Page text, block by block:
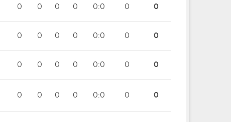
0 0 0 0 0:0 0 0
0 0 0 0 0:0 0 0
0 0 0 0 0:0 0 0
0 0 0 0 0:0 0 0